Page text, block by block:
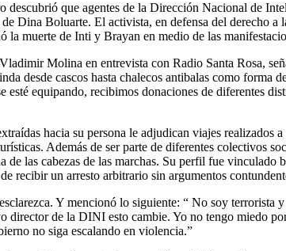
que agentes de la Dirección Nacional de
Dina Boluarte. El activista, en defensa del derecho
la muerte de Inti y Brayan en medio de las
Molina en entrevista con Radio Santa Rosa,
desde cascos hasta chalecos antibalas como forma
equipando, recibimos donaciones de diferentes
hacia su persona le adjudican viajes realizados
Además de ser parte de diferentes colectivos
las cabezas de las marchas. Su perfil fue vinculado
recibir un arresto arbitrario sin argumentos
Y mencionó lo siguiente: “ No soy terrorista
de la DINI esto cambie. Yo no tengo miedo
no siga escalando en violencia.”